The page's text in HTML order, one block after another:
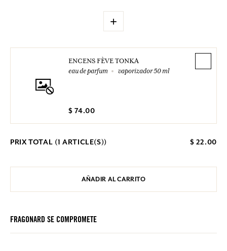
+
ENCENS FÈVE TONKA
eau de parfum
vaporizador 50 ml
$ 74.00
PRIX TOTAL (1 ARTICLE(S)) $ 22.00
AÑADIR AL CARRITO
FRAGONARD SE COMPROMETE